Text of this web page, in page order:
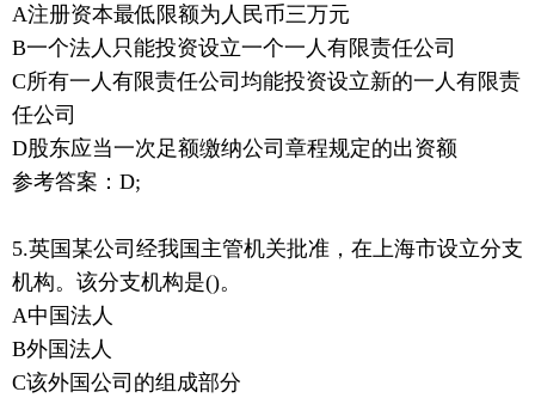
A注册资本最低限额为人民币三万元
B一个法人只能投资设立一个一人有限责任公司
C所有一人有限责任公司均能投资设立新的一人有限责
任公司
D股东应当一次足额缴纳公司章程规定的出资额
参考答案：D;
5.英国某公司经我国主管机关批准，在上海市设立分支
机构。该分支机构是()。
A中国法人
B外国法人
C该外国公司的组成部分